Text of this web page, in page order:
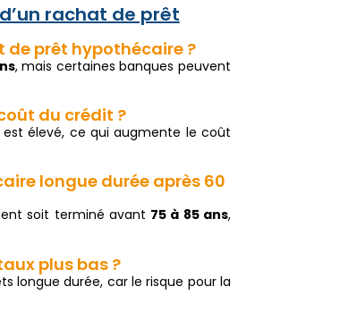
rachat de prêt
de prêt hypothécaire ?
, mais certaines banques peuvent
du crédit ?
élevé, ce qui augmente le coût
longue durée après 60
soit terminé avant 75 à 85 ans,
plus bas ?
longue durée, car le risque pour la